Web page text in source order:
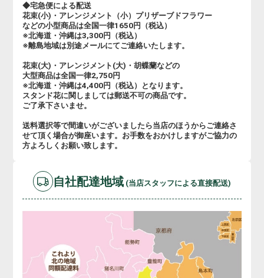
◆宅急便による配送
花束(小)・アレンジメント（小）プリザーブドフラワー
などの小型商品は全国一律1650円（税込）
※北海道・沖縄は3,300円（税込）
※離島地域は別途メールにてご連絡いたします。
花束(大)・アレンジメント(大)・胡蝶蘭などの
大型商品は全国一律2,750円
※北海道・沖縄は4,400円（税込）となります。
スタンド花に関しましては郵送不可の商品です。
ご了承下さいませ。
送料選択等で間違いがございましたら当店のほうからご連絡さ
せて頂く場合が御座います。お手数をおかけしますがご協力の
方よろしくお願い致します。
自社配達地域 (当店スタッフによる直接配送)